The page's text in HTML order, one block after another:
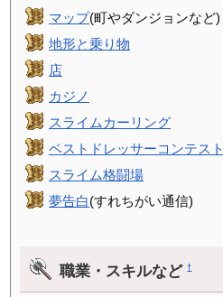
マップ(町やダンジョンなど)
地形と乗り物
店
カジノ
スライムカーリング
ベストドレッサーコンテスト
スライム格闘場
夢告白(すれちがい通信)
職業・スキルなど†